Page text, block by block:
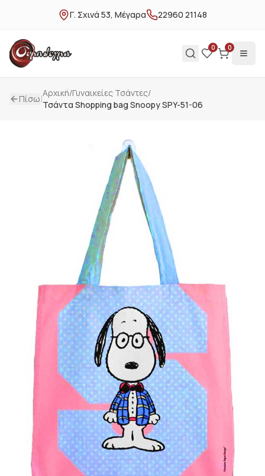
Γ. Σχινά 53, Μέγαρα 22960 21148
0 0
Πίσω|Αρχική/Γυναικείες Τσάντες/
Τσάντα Shopping bag Snoopy SPY-51-06